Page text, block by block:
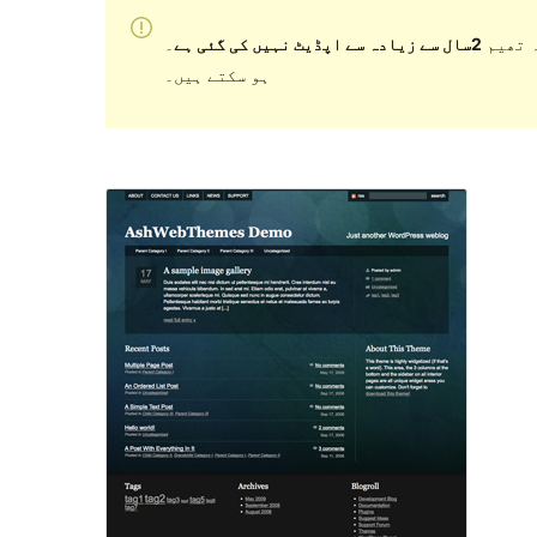
تھیم 2سال سے زیادہ سے اپڈیٹ نہیں کی گئی ہے
ہو سکتے ہیں۔